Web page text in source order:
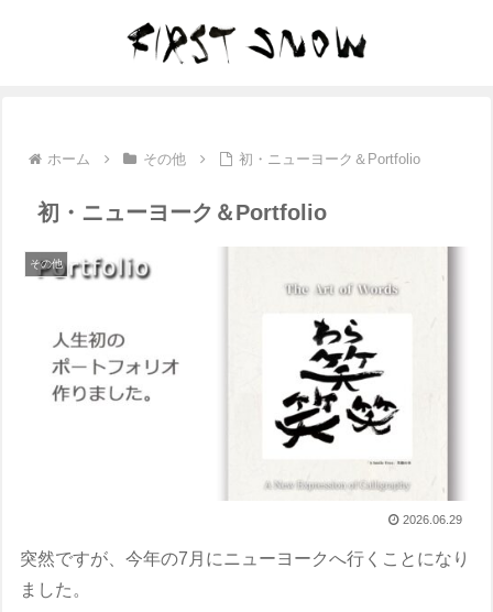
ホーム その他 初・ニューヨーク＆Portfolio
初・ニューヨーク＆Portfolio
その他
2026.06.29
突然ですが、今年の7月にニューヨークへ行くことになり
ました。